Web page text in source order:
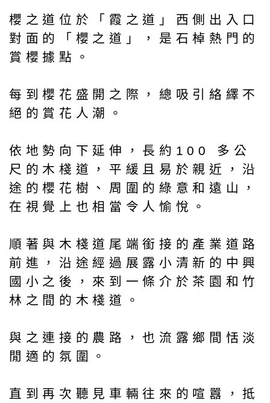
櫻之道位於「霞之道」西側出入口
對面的「櫻之道」，是石棹熱門的
賞櫻據點。
每到櫻花盛開之際，總吸引絡繹不
絕的賞花人潮。
依地勢向下延伸，長約100 多公
尺的木棧道，平緩且易於親近，沿
途的櫻花樹、周圍的綠意和遠山，
在視覺上也相當令人愉悅。
順著與木棧道尾端銜接的產業道路
前進，沿途經過展露小清新的中興
國小之後，來到一條介於茶園和竹
林之間的木棧道。
與之連接的農路，也流露鄉間恬淡
閒適的氛圍。
直到再次聽見車輛往來的喧囂，抵